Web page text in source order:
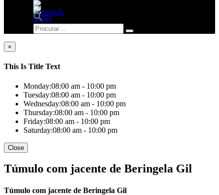
×
This Is Title Text
Monday:08:00 am - 10:00 pm
Tuesday:08:00 am - 10:00 pm
Wednesday:08:00 am - 10:00 pm
Thursday:08:00 am - 10:00 pm
Friday:08:00 am - 10:00 pm
Saturday:08:00 am - 10:00 pm
Close
Túmulo com jacente de Beringela Gil
Túmulo com jacente de Beringela Gil